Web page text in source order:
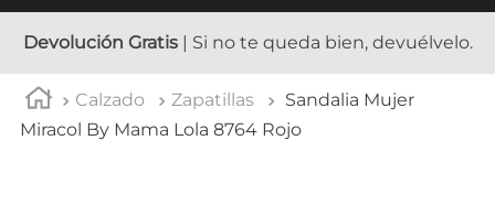
Devolución Gratis| Si no te queda bien, devuélvelo.
Calzado Zapatillas
Sandalia Mujer
Miracol By Mama Lola 8764 Rojo
tenis hombre
5. tenis niña